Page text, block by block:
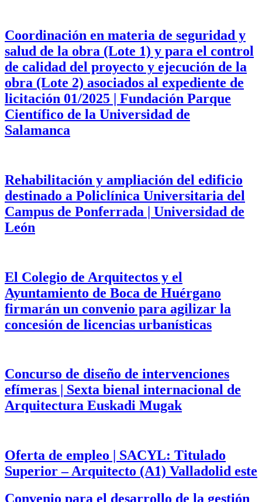
Coordinación en materia de seguridad y
salud de la obra (Lote 1) y para el control
de calidad del proyecto y ejecución de la
obra (Lote 2) asociados al expediente de
licitación 01/2025 | Fundación Parque
Científico de la Universidad de
Salamanca
Rehabilitación y ampliación del edificio
destinado a Policlínica Universitaria del
Campus de Ponferrada | Universidad de
León
El Colegio de Arquitectos y el
Ayuntamiento de Boca de Huérgano
firmarán un convenio para agilizar la
concesión de licencias urbanísticas
Concurso de diseño de intervenciones
efímeras | Sexta bienal internacional de
Arquitectura Euskadi Mugak
Oferta de empleo | SACYL: Titulado
Superior – Arquitecto (A1) Valladolid este
Convenio para el desarrollo de la gestión